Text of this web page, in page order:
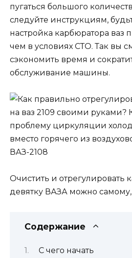
пугаться большого
следуйте инструкциям,
настройка карбюратора ваз
чем в условиях СТО. Так вы
сэкономить время и
обслуживание машины.
Очистить и отрегулировать
девятку ВАЗА можно самому,
Содержание
С чего начать